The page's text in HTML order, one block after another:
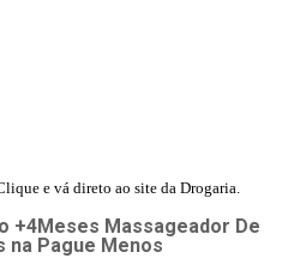
e vá direto ao site da Drogaria.
+4Meses Massageador De
na Pague Menos